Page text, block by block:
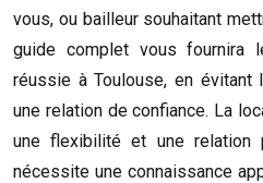
vous, ou bailleur souhaitant
guide complet vous fournira
réussie à Toulouse, en
une relation de confiance. La
une flexibilité et une relation
nécessite une connaissance